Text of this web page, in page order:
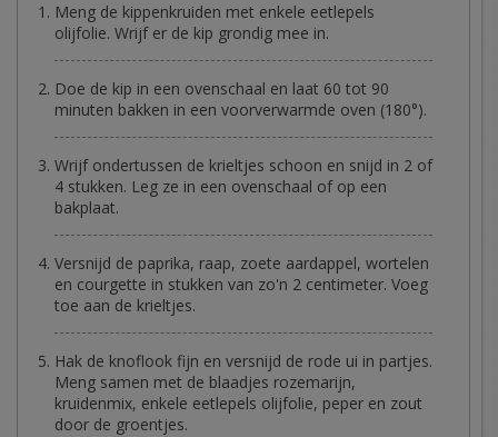
Meng de kippenkruiden met enkele eetlepels
olijfolie. Wrijf er de kip grondig mee in.
Doe de kip in een ovenschaal en laat 60 tot 90
minuten bakken in een voorverwarmde oven (180°).
Wrijf ondertussen de krieltjes schoon en snijd in 2 of
4 stukken. Leg ze in een ovenschaal of op een
bakplaat.
Versnijd de paprika, raap, zoete aardappel, wortelen
en courgette in stukken van zo'n 2 centimeter. Voeg
toe aan de krieltjes.
Hak de knoflook fijn en versnijd de rode ui in partjes.
Meng samen met de blaadjes rozemarijn,
kruidenmix, enkele eetlepels olijfolie, peper en zout
door de groentjes.